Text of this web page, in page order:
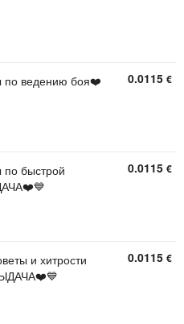
по ведению боя❤️
0.0115 €
быстрой
0.0115 €
и хитрости
0.0115 €